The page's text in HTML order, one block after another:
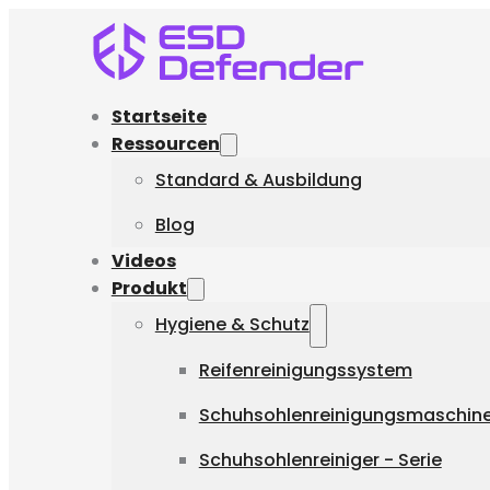
Startseite
Ressourcen
Standard & Ausbildung
Blog
Videos
Produkt
Hygiene & Schutz
Reifenreinigungssystem
Schuhsohlenreiniger - Serie